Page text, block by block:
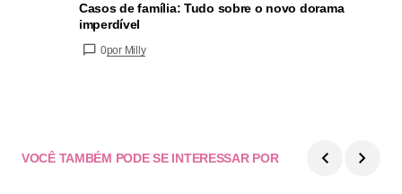
Casos de família: Tudo sobre o novo dorama
imperdível
0por Milly
VOCÊ TAMBÉM PODE SE INTERESSAR POR